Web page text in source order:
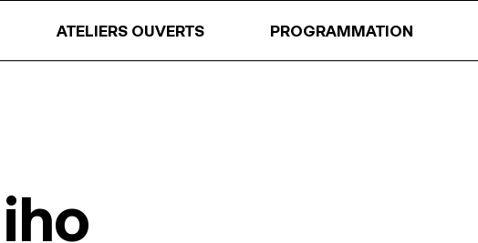
ATELIERS OUVERTS PROGRAMMATION